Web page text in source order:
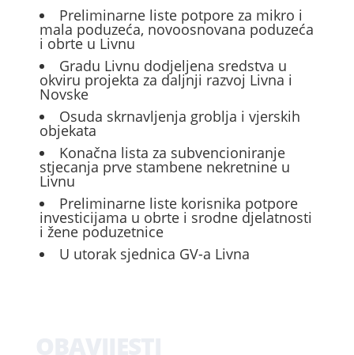
Preliminarne liste potpore za mikro i
mala poduzeća, novoosnovana poduzeća
i obrte u Livnu
Gradu Livnu dodjeljena sredstva u
okviru projekta za daljnji razvoj Livna i
Novske
Osuda skrnavljenja groblja i vjerskih
objekata
Konačna lista za subvencioniranje
stjecanja prve stambene nekretnine u
Livnu
Preliminarne liste korisnika potpore
investicijama u obrte i srodne djelatnosti
i žene poduzetnice
U utorak sjednica GV-a Livna